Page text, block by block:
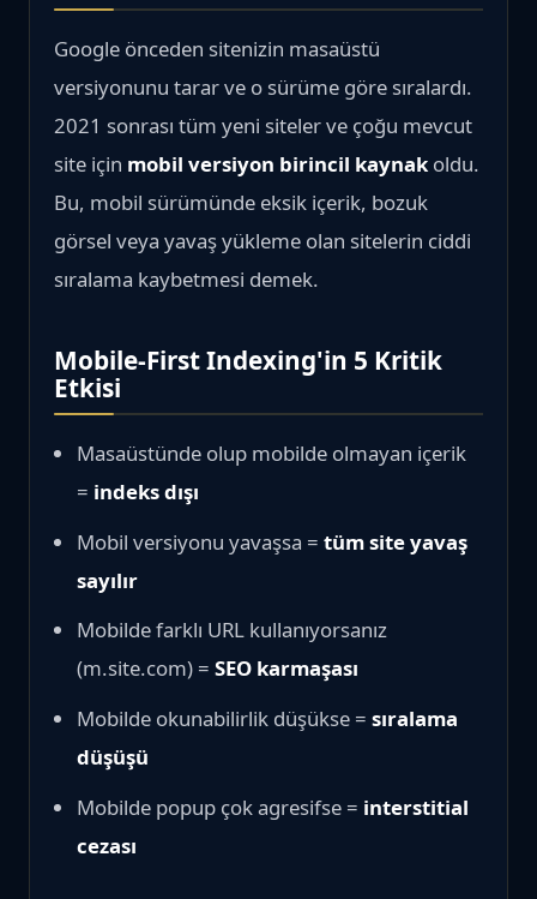
Google önceden sitenizin masaüstü
versiyonunu tarar ve o sürüme göre sıralardı.
2021 sonrası tüm yeni siteler ve çoğu mevcut
site için mobil versiyon birincil kaynak oldu.
Bu, mobil sürümünde eksik içerik, bozuk
görsel veya yavaş yükleme olan sitelerin ciddi
sıralama kaybetmesi demek.
Mobile-First Indexing'in 5 Kritik
Etkisi
Masaüstünde olup mobilde olmayan içerik
= indeks dışı
Mobil versiyonu yavaşsa =tüm site yavaş
sayılır
Mobilde farklı URL kullanıyorsanız
(m.site.com) =SEO karmaşası
Mobilde okunabilirlik düşükse =sıralama
düşüşü
Mobilde popup çok agresifse = interstitial
cezası